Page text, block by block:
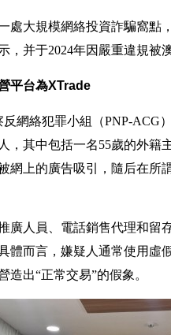
處大規模網絡投資詐騙窩點
并于2024年因嚴重違規被
平台為XTrade
反網絡犯罪小組（PNP-
，其中包括一名55歲的外籍
上的廣告吸引，隨后在所
廣人員、電話銷售代理和留
體而言，嫌疑人通常使用虛
出“正常交易”的假象。